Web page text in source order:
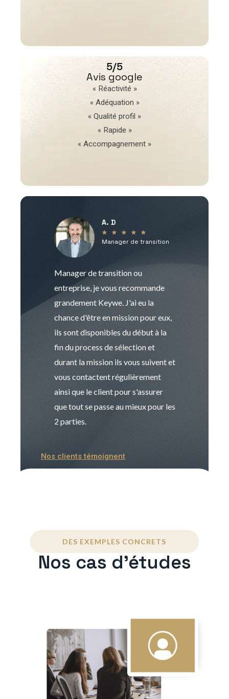
5/5
Avis google
« Réactivité »
« Adéquation »
« Qualité profil »
« Rapide »
« Accompagnement »
A. D
★ ★ ★ ★ ★
Manager de transition
Manager de transition ou
entreprise, je vous recommande
grandement Keywe. J'ai eu la
chance d'être en mission pour eux,
ils sont disponibles du début à la
fin du process de sélection et
durant la mission ils vous suivent et
vous contactent régulièrement
ainsi que le client pour s'assurer
que tout se passe au mieux pour les
2 parties.
Nos clients témoignent
DES EXEMPLES CONCRETS
Nos cas d'études